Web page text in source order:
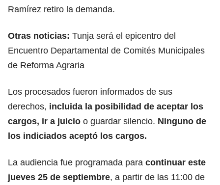
Ramírez retiro la demanda.
Otras noticias: Tunja será el epicentro del
Encuentro Departamental de Comités Municipales
de Reforma Agraria
Los procesados fueron informados de sus
derechos, incluida la posibilidad de aceptar los
cargos, ir a juicio o guardar silencio. Ninguno de
los indiciados aceptó los cargos.
La audiencia fue programada para continuar este
jueves 25 de septiembre, a partir de las 11:00 de